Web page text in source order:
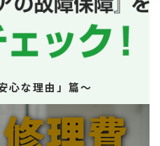
心な理由」篇〜